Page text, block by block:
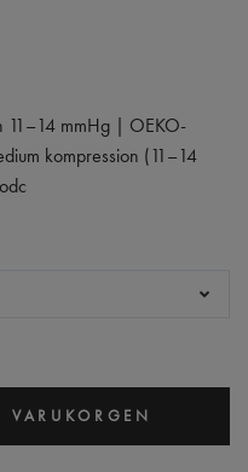
11–14 mmHg | OEKO-
kompression (11–14